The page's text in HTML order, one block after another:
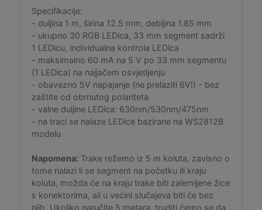
Specifikacije:
- duljina 1 m, širina 12.5 mm, debljina 1.85 mm
- ukupno 30 RGB LEDica, 33 mm segment sadrži
1 LEDicu, individualna kontrola LEDica
- maksimalno 60 mA na 5 V po 33 mm segmentu
(1 LEDica) na najjačem osvjetljenju
- obavezno 5V napajanje (ne prelaziti 6V!) - bez
zaštite od obrnutog polariteta
- valne duljine LEDica: 630nm/530nm/475nm
- na traci se nalaze LEDice bazirane na WS2812B
modelu
Napomena: Trake režemo iz 5 m koluta, zavisno o
tome nalazi li se segment na početku ili kraju
koluta, možda će na kraju trake biti zalemljene žice
s konektorima, ali u većini slučajeva biti će bez
njih. Ukoliko naručite 5 metara, truditi ćemo se da